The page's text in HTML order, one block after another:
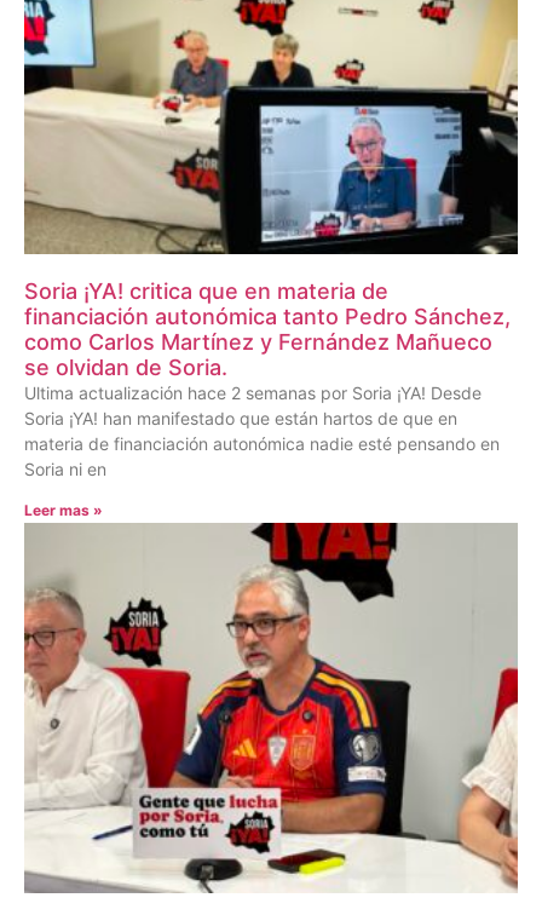
Soria ¡YA! critica que en materia de
financiación autonómica tanto Pedro Sánchez,
como Carlos Martínez y Fernández Mañueco
se olvidan de Soria.
Ultima actualización hace 2 semanas por Soria ¡YA! Desde
Soria ¡YA! han manifestado que están hartos de que en
materia de financiación autonómica nadie esté pensando en
Soria ni en
Leer mas »